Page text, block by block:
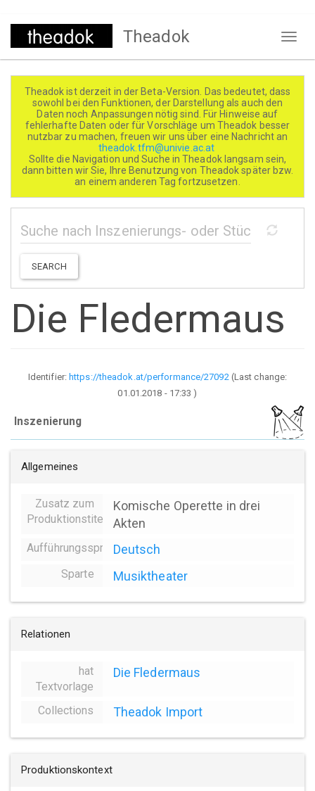
Direkt
Theadok
Theadok ist derzeit in der Beta-Version. Das bedeutet, dass
sowohl bei den Funktionen, der Darstellung als auch den
Daten noch Anpassungen nötig sind. Für Hinweise auf
fehlerhafte Daten oder für Vorschläge um Theadok besser
nutzbar zu machen, freuen wir uns über eine Nachricht an
theadok.tfm@univie.ac.at
Sollte die Navigation und Suche in Theadok langsam sein,
dann bitten wir Sie, Ihre Benutzung von Theadok später bzw.
an einem anderen Tag fortzusetzen.
SEARCH
Die Fledermaus
Identifier:https://theadok.at/performance/27092 (Last change:
01.01.2018 - 17:33 )
Inszenierung
Allgemeines
Zusatz zum
Produktionstitel
Komische Operette in drei
Akten
AufführungsspracheDeutsch
Sparte Musiktheater
Relationen
hat
Textvorlage
Die Fledermaus
Collections Theadok Import
Produktionskontext